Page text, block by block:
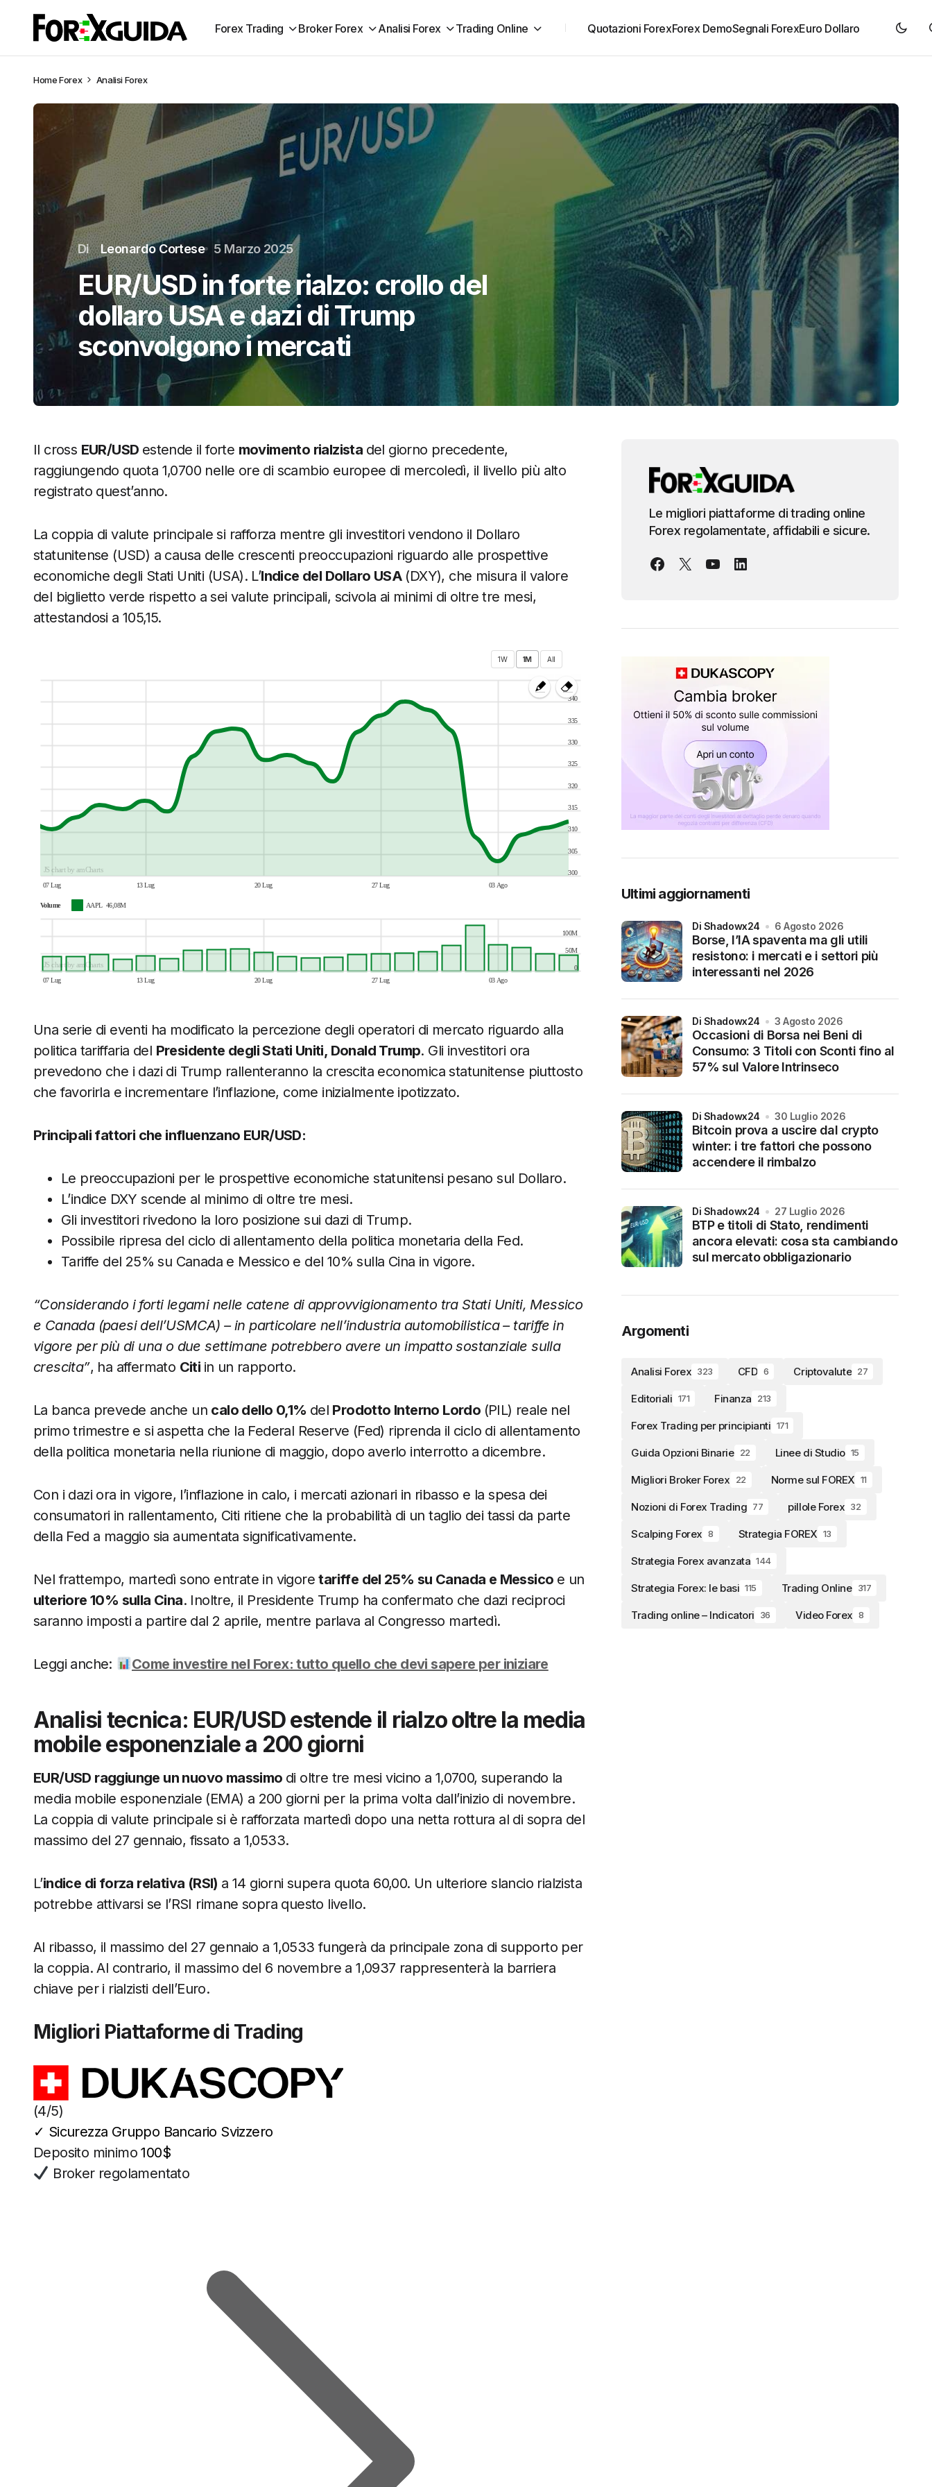
Forex Trading Broker Forex Analisi Forex Trading Online Quotazioni ForexForex DemoSegnali ForexEuro Dollaro
HomeForex Analisi Forex
Di Leonardo Cortese 5 Marzo 2025
EUR/USD in forte rialzo: crollo del
dollaro USA e dazi di Trump
sconvolgono i mercati
Il cross EUR/USD estende il forte movimento rialzista del giorno precedente,
raggiungendo quota 1,0700 nelle ore di scambio europee di mercoledì, il livello più alto
registrato quest’anno.
La coppia di valute principale si rafforza mentre gli investitori vendono il Dollaro
statunitense (USD) a causa delle crescenti preoccupazioni riguardo alle prospettive
economiche degli Stati Uniti (USA). L’Indice del Dollaro USA (DXY), che misura il valore
del biglietto verde rispetto a sei valute principali, scivola ai minimi di oltre tre mesi,
attestandosi a 105,15.
07 Lug 13 Lug 20 Lug 27 Lug 03 Ago
300
305
310
315
320
325
330
335
340
JS chart by amCharts
Volume AAPL 46,08M
07 Lug 13 Lug 20 Lug 27 Lug 03 Ago
0
50M
100M
JS chart by amCharts
Una serie di eventi ha modificato la percezione degli operatori di mercato riguardo alla
politica tariffaria del Presidente degli Stati Uniti, Donald Trump. Gli investitori ora
prevedono che i dazi di Trump rallenteranno la crescita economica statunitense piuttosto
che favorirla e incrementare l’inflazione, come inizialmente ipotizzato.
Principali fattori che influenzano EUR/USD:
Le preoccupazioni per le prospettive economiche statunitensi pesano sul Dollaro.
L’indice DXY scende al minimo di oltre tre mesi.
Gli investitori rivedono la loro posizione sui dazi di Trump.
Possibile ripresa del ciclo di allentamento della politica monetaria della Fed.
Tariffe del 25% su Canada e Messico e del 10% sulla Cina in vigore.
“Considerando i forti legami nelle catene di approvvigionamento tra Stati Uniti, Messico
e Canada (paesi dell’USMCA) – in particolare nell’industria automobilistica – tariffe in
vigore per più di una o due settimane potrebbero avere un impatto sostanziale sulla
crescita”, ha affermato Citi in un rapporto.
La banca prevede anche un calo dello 0,1% del Prodotto Interno Lordo (PIL) reale nel
primo trimestre e si aspetta che la Federal Reserve (Fed) riprenda il ciclo di allentamento
della politica monetaria nella riunione di maggio, dopo averlo interrotto a dicembre.
Con i dazi ora in vigore, l’inflazione in calo, i mercati azionari in ribasso e la spesa dei
consumatori in rallentamento, Citi ritiene che la probabilità di un taglio dei tassi da parte
della Fed a maggio sia aumentata significativamente.
Nel frattempo, martedì sono entrate in vigoretariffe del 25% su Canada e Messico e un
ulteriore 10% sulla Cina. Inoltre, il Presidente Trump ha confermato che dazi reciproci
saranno imposti a partire dal 2 aprile, mentre parlava al Congresso martedì.
Leggi anche: Come investire nel Forex: tutto quello che devi sapere per iniziare
Analisi tecnica: EUR/USD estende il rialzo oltre la media
mobile esponenziale a 200 giorni
EUR/USD raggiunge un nuovo massimo di oltre tre mesi vicino a 1,0700, superando la
media mobile esponenziale (EMA) a 200 giorni per la prima volta dall’inizio di novembre.
La coppia di valute principale si è rafforzata martedì dopo una netta rottura al di sopra del
massimo del 27 gennaio, fissato a 1,0533.
L’indice di forza relativa (RSI) a 14 giorni supera quota 60,00. Un ulteriore slancio rialzista
potrebbe attivarsi se l’RSI rimane sopra questo livello.
Al ribasso, il massimo del 27 gennaio a 1,0533 fungerà da principale zona di supporto per
la coppia. Al contrario, il massimo del 6 novembre a 1,0937 rappresenterà la barriera
chiave per i rialzisti dell’Euro.
Migliori Piattaforme di Trading
(4/5)
✓ Sicurezza Gruppo Bancario Svizzero
Deposito minimo 100$
Broker regolamentato
Le migliori piattaforme di trading online
Forex regolamentate, affidabili e sicure.
Ultimi aggiornamenti
Borse, l’IA spaventa ma gli utili
resistono: i mercati e i settori più
interessanti nel 2026
di Shadowx24 6 Agosto 2026
Occasioni di Borsa nei Beni di
Consumo: 3 Titoli con Sconti fino al
57% sul Valore Intrinseco
di Shadowx24 3 Agosto 2026
Bitcoin prova a uscire dal crypto
winter: i tre fattori che possono
accendere il rimbalzo
di Shadowx24 30 Luglio 2026
BTP e titoli di Stato, rendimenti
ancora elevati: cosa sta cambiando
sul mercato obbligazionario
di Shadowx24 27 Luglio 2026
Argomenti
Analisi Forex 323 CFD 6 Criptovalute 27
Editoriali 171 Finanza 213
Forex Trading per principianti 171
Guida Opzioni Binarie 22 Linee di Studio 15
Migliori Broker Forex 22 Norme sul FOREX 11
Nozioni di Forex Trading 77 pillole Forex 32
Scalping Forex 8 Strategia FOREX 13
Strategia Forex avanzata 144
Strategia Forex: le basi 115 Trading Online 317
Trading online – Indicatori 36 Video Forex 8